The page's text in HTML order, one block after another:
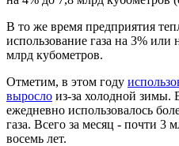
В то же время предприятия
использование газа на 3%
млрд кубометров.
Отметим, в этом году
выросло из-за холодной зимы.
ежедневно использовалось
газа. Всего за месяц - почти 3
восемь лет.